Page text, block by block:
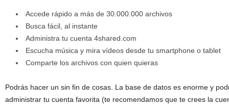
Accede rápido a más de 30.000.000 archivos
Busca fácil, al instante
Administra tu cuenta 4shared.com
Escucha música y mira vídeos desde tu smartphone o tablet
Comparte los archivos con quien quieras
Podrás hacer un sin fin de cosas. La base de datos es enorme y
administrar tu cuenta favorita (te recomendamos que te crees la